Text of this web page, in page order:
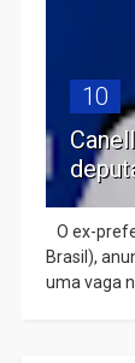
10
O ex-
Brasil),
uma vaga